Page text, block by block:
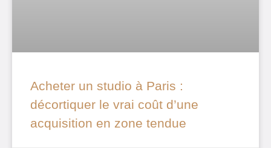
Acheter un studio à Paris :
décortiquer le vrai coût d’une
acquisition en zone tendue